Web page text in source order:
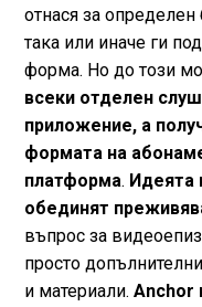
отнася за
така или иначе ги
форма. Но до този
всеки отделен
приложение, а
формата на
платформа. Идеята
обединят
въпрос за
просто
и материали. Anchor